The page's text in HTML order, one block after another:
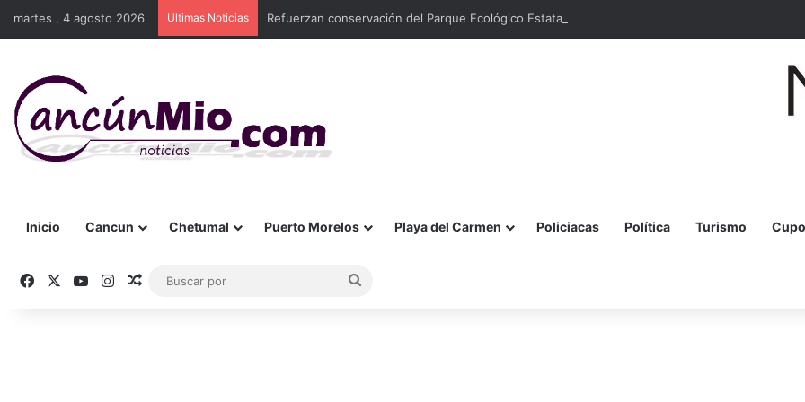
martes , 4 agosto 2026 Ultimas Noticias Refuerzan conservación del Parque Ecológico Estatal Kabah en Cancún
Inicio Cancun Chetumal Puerto Morelos Playa del Carmen Policiacas Política Turismo
FacebookYouTubeInstagram
Publicación al azar